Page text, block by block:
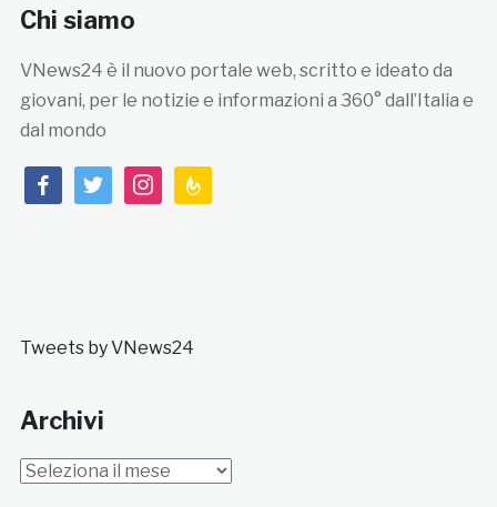
Chi siamo
VNews24 è il nuovo portale web, scritto e ideato da
giovani, per le notizie e informazioni a 360° dall’Italia e
dal mondo
facebooktwitterinstagramfeedburner
Tweets by VNews24
Archivi
Archivi